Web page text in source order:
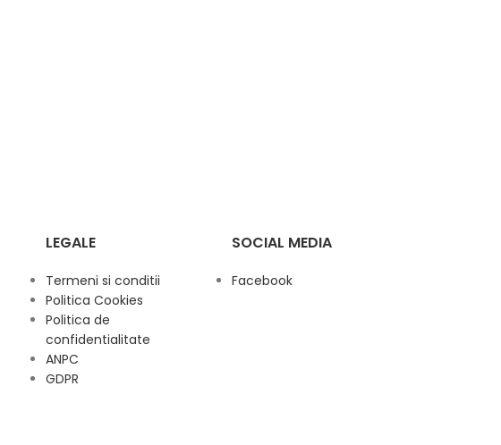
LEGALE
Termeni si conditii
Politica Cookies
Politica de
confidentialitate
ANPC
GDPR
SOCIAL MEDIA
Facebook